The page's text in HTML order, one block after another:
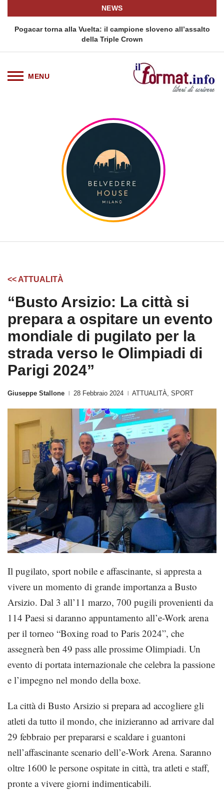
NEWS
Pogacar torna alla Vuelta: il campione sloveno all’assalto
della Triple Crown
<< ATTUALITÀ
“Busto Arsizio: La città si
prepara a ospitare un evento
mondiale di pugilato per la
strada verso le Olimpiadi di
Parigi 2024”
Giuseppe Stallone 28 Febbraio 2024 ATTUALITÀ, SPORT
Il pugilato, sport nobile e affascinante, si appresta a
vivere un momento di grande importanza a Busto
Arsizio. Dal 3 all’11 marzo, 700 pugili provenienti da
114 Paesi si daranno appuntamento all’e-Work arena
per il torneo “Boxing road to Paris 2024”, che
assegnerà ben 49 pass alle prossime Olimpiadi. Un
evento di portata internazionale che celebra la passione
e l’impegno nel mondo della boxe.
La città di Busto Arsizio si prepara ad accogliere gli
atleti da tutto il mondo, che inizieranno ad arrivare dal
29 febbraio per prepararsi e scaldare i guantoni
nell’affascinante scenario dell’e-Work Arena. Saranno
oltre 1600 le persone ospitate in città, tra atleti e staff,
pronte a vivere giorni indimenticabili.